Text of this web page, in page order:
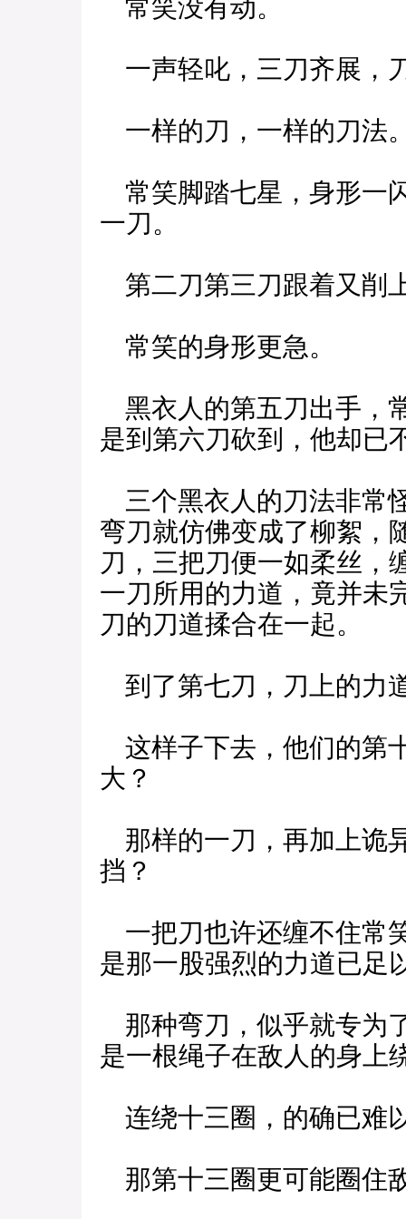
常笑没有动。
一声轻叱，三刀齐展，
一样的刀，一样的刀法
常笑脚踏七星，身形一
一刀。
第二刀第三刀跟着又削
常笑的身形更急。
黑衣人的第五刀出手，
是到第六刀砍到，他却已
三个黑衣人的刀法非常
弯刀就仿佛变成了柳絮，
刀，三把刀便一如柔丝，
一刀所用的力道，竟并未
刀的刀道揉合在一起。
到了第七刀，刀上的力
这样子下去，他们的第
大？
那样的一刀，再加上诡
挡？
一把刀也许还缠不住常
是那一股强烈的力道已足
那种弯刀，似乎就专为
是一根绳子在敌人的身上
连绕十三圈，的确已难
那第十三圈更可能圈住